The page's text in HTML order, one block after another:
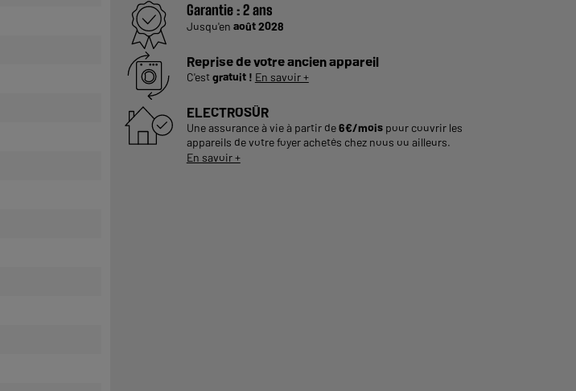
Garantie :2 ans
Jusqu'en août 2028
Reprise de votre ancien appareil
C'estgratuit ! En savoir +
ELECTROSÛR
Une assurance à vie à partir de6€/moispour couvrir les
appareils de votre foyer achetés chez nous ou ailleurs.
En savoir +